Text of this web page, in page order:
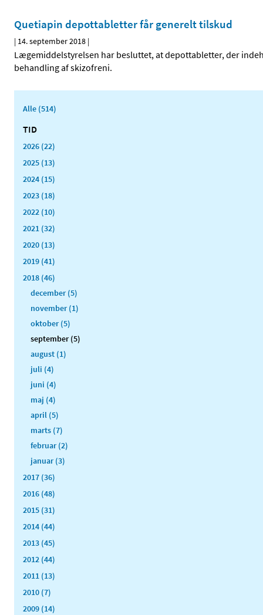
Quetiapin depottabletter får generelt tilskud
| 14. september 2018 |
Lægemiddelstyrelsen har besluttet, at depottabletter, der
behandling af skizofreni.
Alle (514)
TID
2026 (22)
2025 (13)
2024 (15)
2023 (18)
2022 (10)
2021 (32)
2020 (13)
2019 (41)
2018 (46)
december (5)
november (1)
oktober (5)
september (5)
august (1)
juli (4)
juni (4)
maj (4)
april (5)
marts (7)
februar (2)
januar (3)
2017 (36)
2016 (48)
2015 (31)
2014 (44)
2013 (45)
2012 (44)
2011 (13)
2010 (7)
2009 (14)